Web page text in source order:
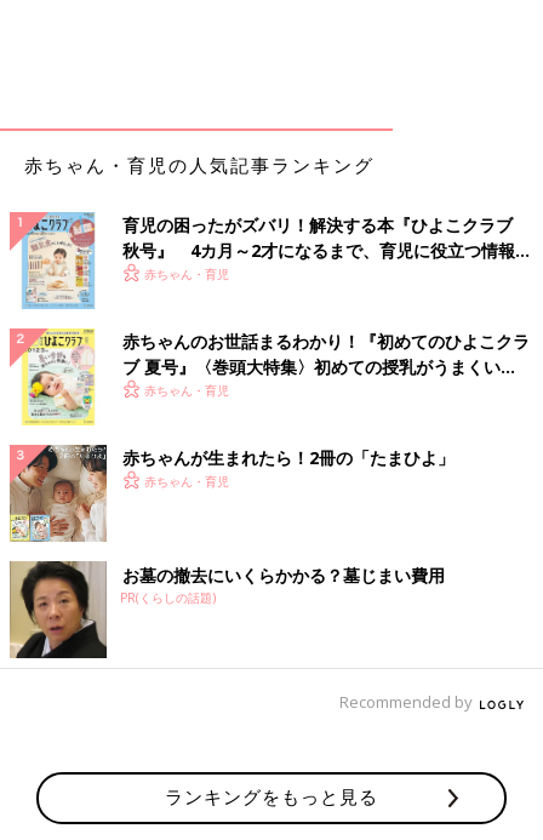
赤ちゃん・育児の人気記事ランキング
育児の困ったがズバリ！解決する本『ひよこクラブ
秋号』 4カ月～2才になるまで、育児に役立つ情報が
いっぱい！
赤ちゃん・育児
赤ちゃんのお世話まるわかり！『初めてのひよこクラ
ブ 夏号』〈巻頭大特集〉初めての授乳がうまくい
く！ おっぱい・ミルクの基本と夏のトラブル 解決テ
赤ちゃん・育児
赤ちゃんが生まれたら！2冊の「たまひよ」
赤ちゃん・育児
お墓の撤去にいくらかかる？墓じまい費用
PR(くらしの話題)
Recommended by
ランキングをもっと見る